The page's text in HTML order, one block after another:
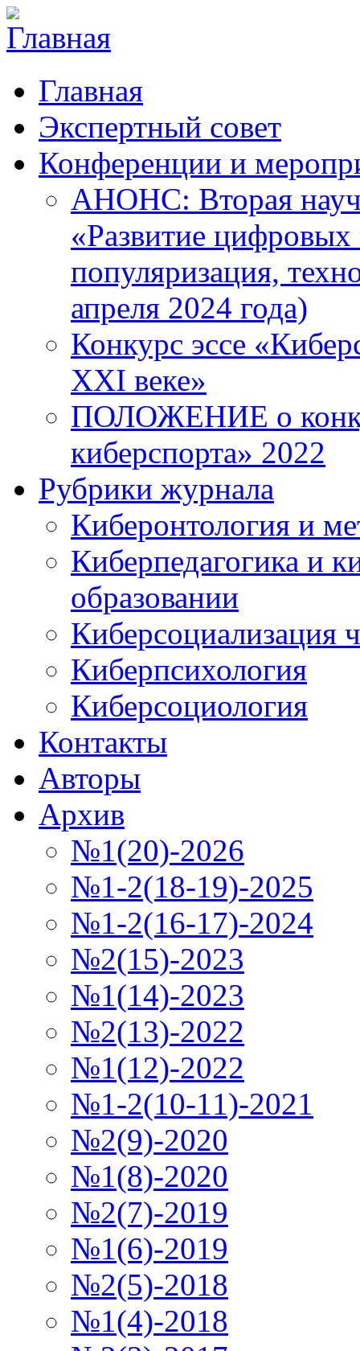
Главная
Экспертный совет
Конференции и
АНОНС: Вторая
«Развитие цифровых
популяризация,
апреля 2024 года)
Конкурс эссе
XXI веке»
ПОЛОЖЕНИЕ о
киберспорта» 2022
Рубрики журнала
Киберонтология и
Киберпедагогика и
образовании
Киберсоциализация
Киберпсихология
Киберсоциология
Контакты
Авторы
Архив
№1(20)-2026
№1-2(18-19)-2025
№1-2(16-17)-2024
№2(15)-2023
№1(14)-2023
№2(13)-2022
№1(12)-2022
№1-2(10-11)-2021
№2(9)-2020
№1(8)-2020
№2(7)-2019
№1(6)-2019
№2(5)-2018
№1(4)-2018